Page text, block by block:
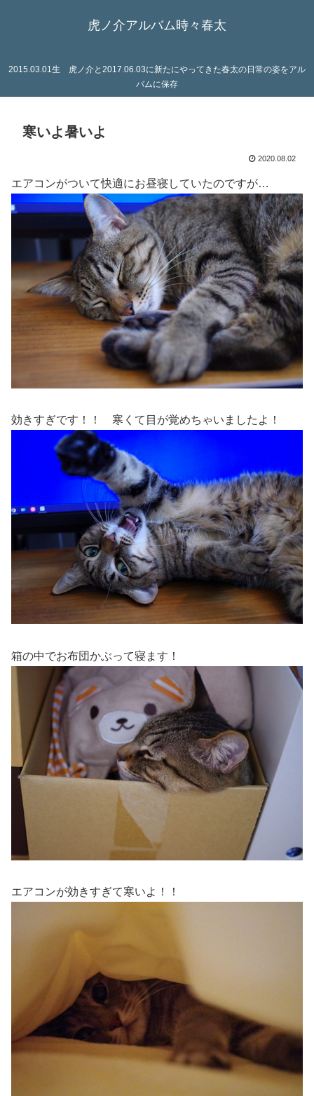
虎ノ介アルバム時々春太
2015.03.01生 虎ノ介と2017.06.03に新たにやってきた春太の日常の姿をアル
バムに保存
寒いよ暑いよ
2020.08.02
エアコンがついて快適にお昼寝していたのですが…
効きすぎです！！ 寒くて目が覚めちゃいましたよ！
箱の中でお布団かぶって寝ます！
エアコンが効きすぎて寒いよ！！